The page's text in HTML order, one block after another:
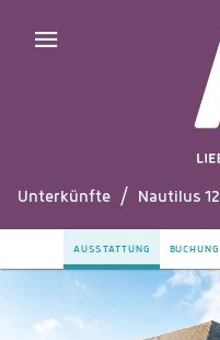
Unterkünfte / Nautilus 12
AUSSTATTUNG BUCHUNG